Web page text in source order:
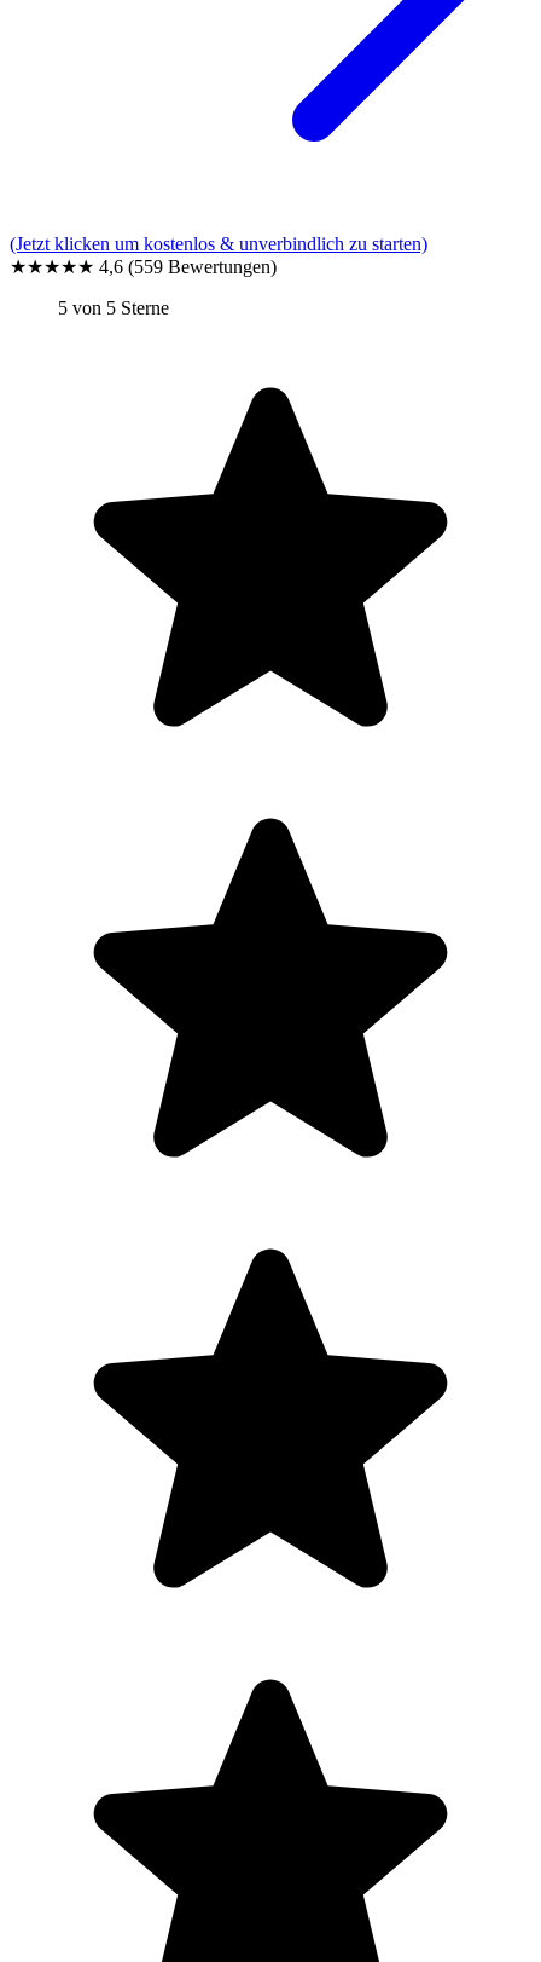
(Jetzt klicken um kostenlos & unverbindlich zu starten)
★★★★★ 4,6 (559 Bewertungen)
5 von 5 Sterne